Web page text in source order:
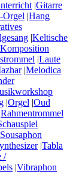
|Gitarre
Orgel |Hang
|Keltische
Komposition
|Laute
|Melodica
|Orgel |Oud
Rahmentrommel
Sousaphon
|Tabla
/
|Vibraphon